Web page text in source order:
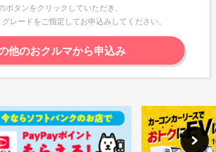
ボタンをクリックしていただき、
レードをご指定してお申込みしてください。
他のおクルマから申込み